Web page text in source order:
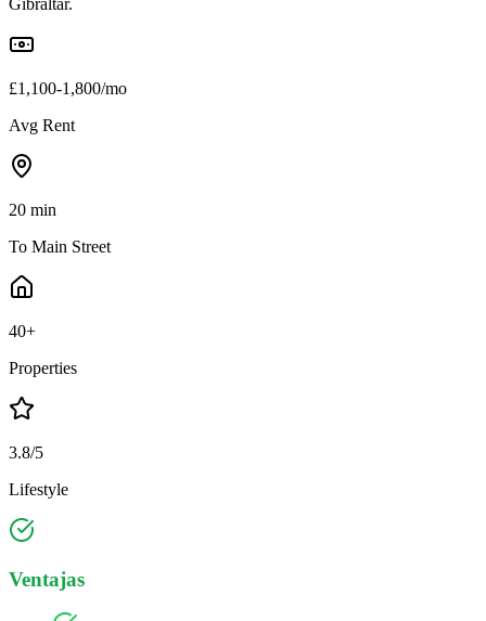
£1,100-1,800/mo
Avg Rent
20 min
To Main Street
40+
Properties
3.8/5
Lifestyle
Ventajas